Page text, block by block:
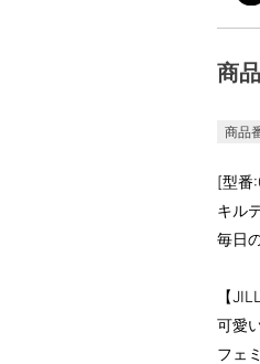
商
商品
[型番
キル
毎日
【
可愛
フェ